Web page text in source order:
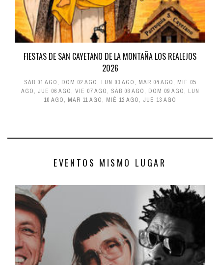
FIESTAS DE SAN CAYETANO DE LA MONTAÑA LOS REALEJOS
2026
SÁB 01 AGO, DOM 02 AGO, LUN 03 AGO, MAR 04 AGO, MIÉ 05
AGO, JUE 06 AGO, VIE 07 AGO, SÁB 08 AGO, DOM 09 AGO, LUN
10 AGO, MAR 11 AGO, MIÉ 12 AGO, JUE 13 AGO
EVENTOS MISMO LUGAR